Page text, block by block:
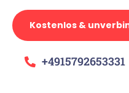
Kostenlos &
+4915792653331